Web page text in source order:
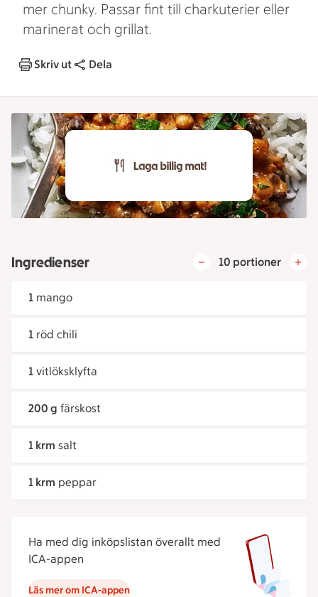
mer chunky. Passar fint till charkuterier eller
marinerat och grillat.
Skriv ut Dela
Ingredienser 10 portioner
1 mango
1 röd chili
1 vitlöksklyfta
200 g färskost
1 krm salt
1 krm peppar
Ha med dig inköpslistan överallt med
ICA-appen
Läs mer om ICA-appen